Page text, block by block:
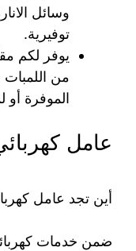
وسائل
توفيرية.
يوفر لكم
من اللمبات
الموفرة أو
عامل كهربائي 24
أين تجد عامل كهربائي 24
ضمن خدمات